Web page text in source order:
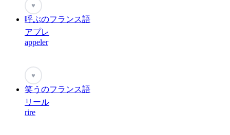
♥
呼ぶのフランス語
アプレ
appeler
♥
笑うのフランス語
リール
rire